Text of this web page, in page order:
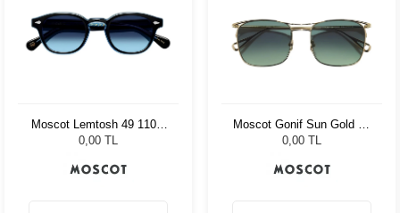
Moscot Lemtosh 49 110 Ii
Blue Denim Blue
0,00 TL
Moscot Gonif Sun Gold 54
Forest Wood
0,00 TL